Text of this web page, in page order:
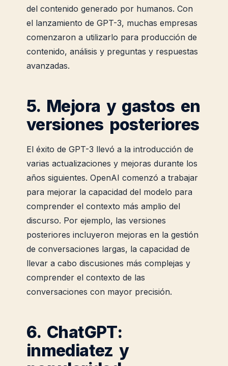
del contenido generado por humanos. Con
el lanzamiento de GPT-3, muchas empresas
comenzaron a utilizarlo para producción de
contenido, análisis y preguntas y respuestas
avanzadas.
5. Mejora y gastos en
versiones posteriores
El éxito de GPT-3 llevó a la introducción de
varias actualizaciones y mejoras durante los
años siguientes. OpenAI comenzó a trabajar
para mejorar la capacidad del modelo para
comprender el contexto más amplio del
discurso. Por ejemplo, las versiones
posteriores incluyeron mejoras en la gestión
de conversaciones largas, la capacidad de
llevar a cabo discusiones más complejas y
comprender el contexto de las
conversaciones con mayor precisión.
6. ChatGPT:
inmediatez y